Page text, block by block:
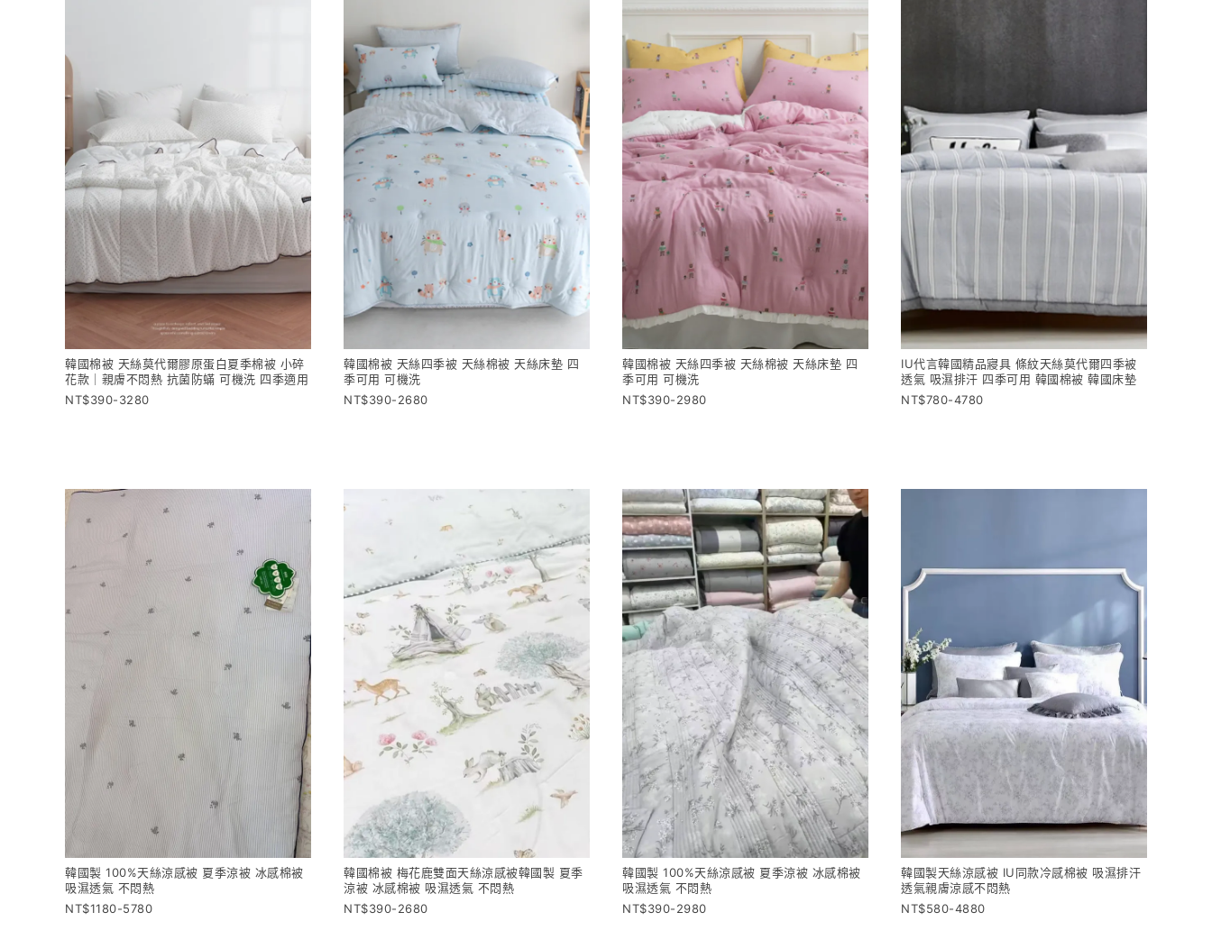
韓國棉被 天絲莫代爾膠原蛋白夏季棉被 小碎
花款｜親膚不悶熱 抗菌防蟎 可機洗 四季適用
390-3280
韓國棉被 天絲四季被 天絲棉被 天絲床墊 四
季可用 可機洗
390-2680
韓國棉被 天絲四季被 天絲棉被 天絲床墊 四
季可用 可機洗
390-2980
IU代言韓國精品寢具 條紋天絲莫代爾四季被
透氣 吸濕排汗 四季可用 韓國棉被 韓國床墊
780-4780
韓國製 100%天絲涼感被 夏季涼被 冰感棉被
吸濕透氣 不悶熱
1180-5780
韓國棉被 梅花鹿雙面天絲涼感被韓國製 夏季
涼被 冰感棉被 吸濕透氣 不悶熱
390-2680
韓國製 100%天絲涼感被 夏季涼被 冰感棉被
吸濕透氣 不悶熱
390-2980
韓國製天絲涼感被 IU同款冷感棉被 吸濕排汗
透氣親膚涼感不悶熱
580-4880